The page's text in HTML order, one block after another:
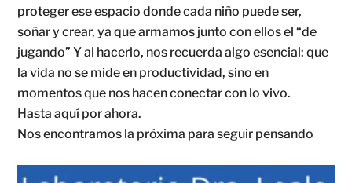
proteger ese espacio donde cada niño puede ser,
soñar y crear, ya que armamos junto con ellos el “de
jugando” Y al hacerlo, nos recuerda algo esencial: que
la vida no se mide en productividad, sino en
momentos que nos hacen conectar con lo vivo.
Hasta aquí por ahora.
Nos encontramos la próxima para seguir pensando